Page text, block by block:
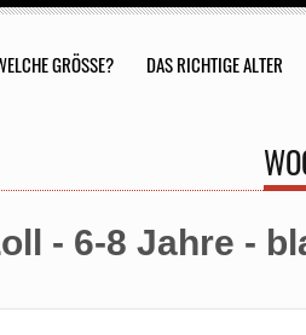
GRÖSSE? DAS RICHTIGE ALTER
- 6-8 Jahre -